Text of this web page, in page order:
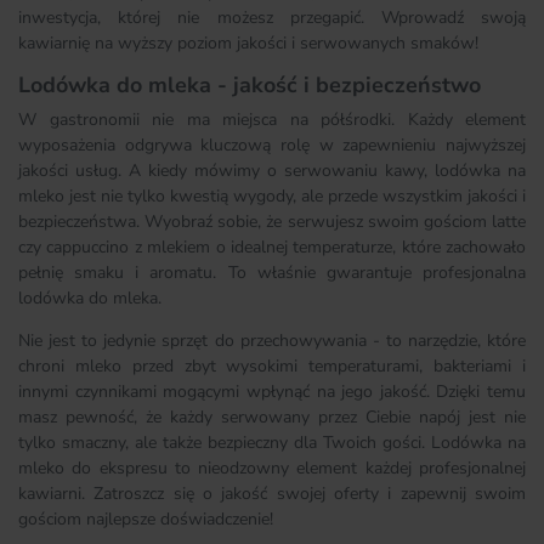
inwestycja, której nie możesz przegapić. Wprowadź swoją
kawiarnię na wyższy poziom jakości i serwowanych smaków!
Lodówka do mleka - jakość i bezpieczeństwo
W gastronomii nie ma miejsca na półśrodki. Każdy element
wyposażenia odgrywa kluczową rolę w zapewnieniu najwyższej
jakości usług. A kiedy mówimy o serwowaniu kawy, lodówka na
mleko jest nie tylko kwestią wygody, ale przede wszystkim jakości i
bezpieczeństwa. Wyobraź sobie, że serwujesz swoim gościom latte
czy cappuccino z mlekiem o idealnej temperaturze, które zachowało
pełnię smaku i aromatu. To właśnie gwarantuje profesjonalna
lodówka do mleka.
Nie jest to jedynie sprzęt do przechowywania - to narzędzie, które
chroni mleko przed zbyt wysokimi temperaturami, bakteriami i
innymi czynnikami mogącymi wpłynąć na jego jakość. Dzięki temu
masz pewność, że każdy serwowany przez Ciebie napój jest nie
tylko smaczny, ale także bezpieczny dla Twoich gości. Lodówka na
mleko do ekspresu to nieodzowny element każdej profesjonalnej
kawiarni. Zatroszcz się o jakość swojej oferty i zapewnij swoim
gościom najlepsze doświadczenie!